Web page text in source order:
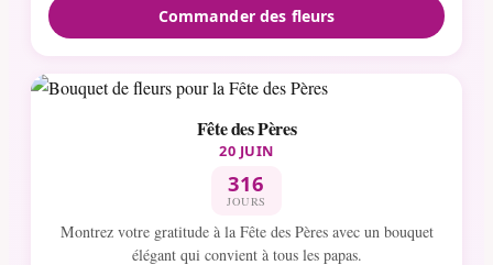
Commander des fleurs
Fête des Pères
20 JUIN
316
JOURS
Montrez votre gratitude à la Fête des Pères avec un bouquet
élégant qui convient à tous les papas.